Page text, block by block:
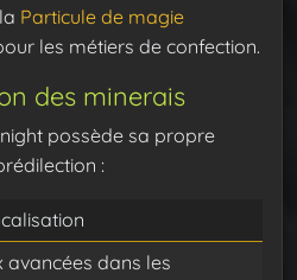
Particule de magie
les métiers de confection.
des minerais
possède sa propre
:
avancées dans les